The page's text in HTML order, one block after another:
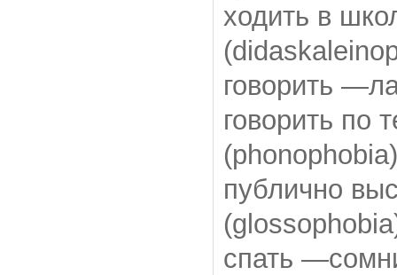
ходить в
говорить
говорить
(phonophobia)
публично
спать